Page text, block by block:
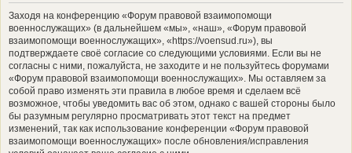
Заходя на конференцию «Форум правовой взаимопомощи
военнослужащих» (в дальнейшем «мы», «наш», «Форум правовой
взаимопомощи военнослужащих», «https://voensud.ru»), вы
подтверждаете своё согласие со следующими условиями. Если вы не
согласны с ними, пожалуйста, не заходите и не пользуйтесь форумами
«Форум правовой взаимопомощи военнослужащих». Мы оставляем за
собой право изменять эти правила в любое время и сделаем всё
возможное, чтобы уведомить вас об этом, однако с вашей стороны было
бы разумным регулярно просматривать этот текст на предмет
изменений, так как использование конференции «Форум правовой
взаимопомощи военнослужащих» после обновления/исправления